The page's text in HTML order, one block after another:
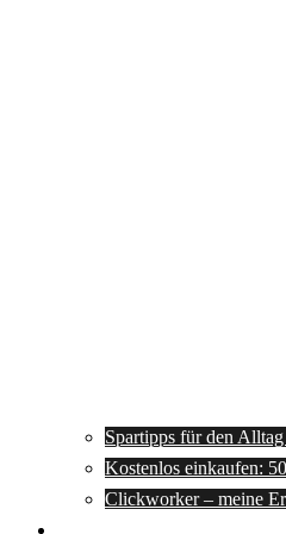
Spartipps für den
Kostenlos einkaufen:
Clickworker – meine